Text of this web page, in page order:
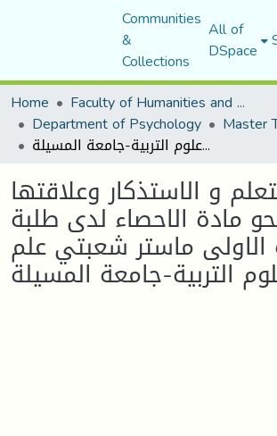
Communities
&
Collections
All of
DSpace
Home
Faculty of Humanities and Social Sciences
Department of Psychology Master
مهارات التعلم و الاستذكار وعلاقتها بلاتجاه نحو مادة الاحصاء لدى طلبة السنة الاولى ماستر شعبتي علم النفس وعلوم التربية-جامعة المسيلة
و الاستذكار وعلاقتها
مادة الاحصاء لدى طلبة
الاولى ماستر شعبتي علم
التربية-جامعة المسيلة